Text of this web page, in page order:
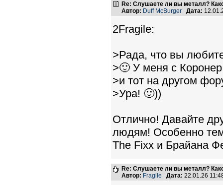
Re: Слушаете ли вы металл?
Автор: Duff McBurger Дата:
2Fragile:
>Рада, что вы
>🙂 У меня с
>и тот на другом
>Ура! 🙂))
Отлично! Давайте
людям! Особенно
The Fixx и Брайана
Re: Слушаете ли вы металл?
Автор: Fragile Дата: 22.01.26